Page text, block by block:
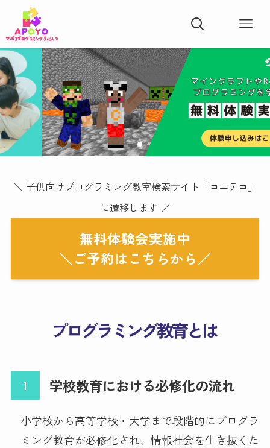
＼ 子供向けプログラミング教室検索サイト「コエテコ」
に遷移します ／
無料体験会実施中
＼ご予約はこちらから／
学校教育における必修化の流れ
小学校から高等学校・大学まで段階的にプログラ
ミング教育が必修化され、情報社会を生き抜くた